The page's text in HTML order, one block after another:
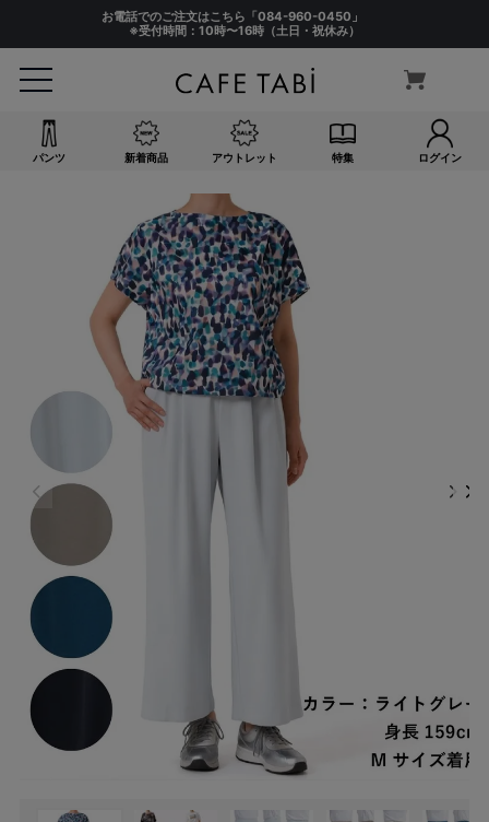
お電話でのご注文はこちら「084-960-0450 」
※受付時間：10時〜16時（土日・祝休み）
パンツ 新着商品 アウトレット 特集 ログイン